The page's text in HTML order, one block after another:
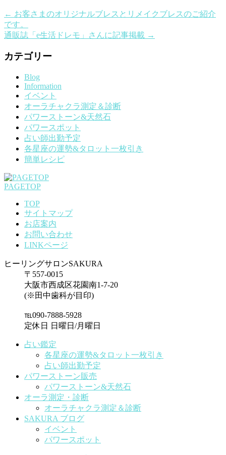
← お客さまのオリジナルブレスとリメイクブレスのご紹介
です。
通販誌「e生活ドレモ」さんに記事掲載 →
カテゴリー
Blog
Information
イベント
オーラチャクラ測定＆診断
パワーストーン&天然石
パワースポット
占い師出勤予定
各星座の運勢&タロット一枚引き
簡単レシピ
PAGETOP
TOP
サイトマップ
お店案内
お問い合わせ
LINKページ
ヒーリングサロンSAKURA
〒557-0015
大阪市西成区花園南1-7-20
(※田中歯科が目印)
℡090-7888-5928
定休日 日曜日/月曜日
占い鑑定
各星座の運勢&タロット一枚引き
占い師出勤予定
パワーストーン販売
パワーストーン&天然石
オーラ測定・診断
オーラチャクラ測定＆診断
SAKURA ブログ
イベント
パワースポット